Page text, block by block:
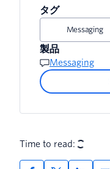
タグ
Messaging
製品
Messaging
Time to read: